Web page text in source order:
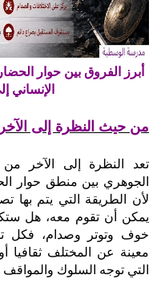
أبرز الفروق بين حوار
الإنساني
من حيث النظرة إلى الآخر
تعد النظرة إلى الآخر
الجوهري بين منطق حوار
لأن الطريقة التي يتم بها
يمكن أن تقوم معه، هل
خوف وتوتر وصدام، فكل
معينة عن المختلف ثقافيا
التي توجه السلوك والمواقف